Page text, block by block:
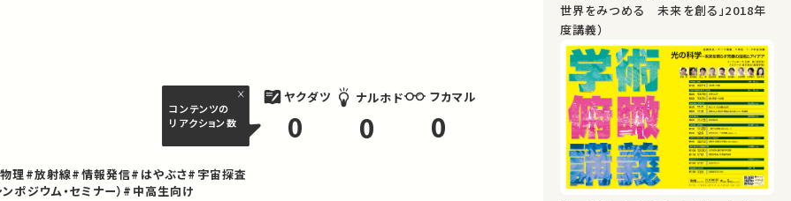
コンテンツの
リアクション数
ヤクダツ
0
ナルホド
0
フカマル
0
理#放射線#情報発信#はやぶさ#宇宙探査
ポジウム・セミナー） #中高生向け
世界をみつめる 未来を創る」2018年
度講義）